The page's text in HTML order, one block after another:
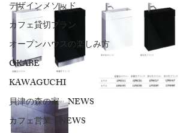
デザインメソッド
カフェ貸切プラン
オープンハウスの楽しみ方
OKABE
KAWAGUCHI
貝津の森の家 NEWS
カフェ営業 NEWS